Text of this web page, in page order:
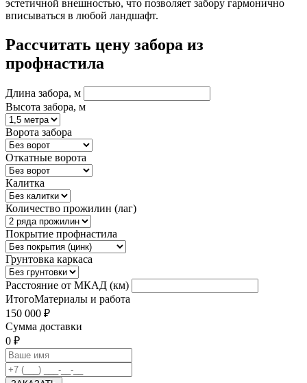
эстетичной внешностью, что позволяет забору гармонично
вписываться в любой ландшафт.
Рассчитать цену забора из
профнастила
Длина забора, м
Высота забора, м
Ворота забора
Откатные ворота
Калитка
Количество прожилин (лаг)
Покрытие профнастила
Грунтовка каркаса
Расстояние от МКАД (км)
ИтогоМатериалы и работа
150 000 ₽
Сумма доставки
0 ₽